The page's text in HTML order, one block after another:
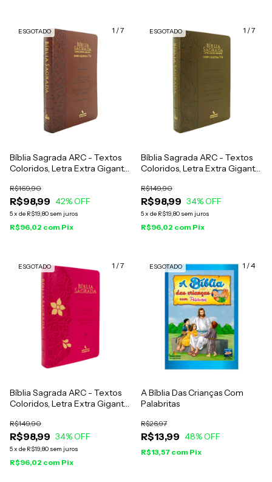
1 /7
ESGOTADO
Bíblia Sagrada ARC - Textos
Coloridos, Letra Extra Gigante
R$98,99
R$169,90
42% OFF
5x de R$19,80 sem juros
R$96,02 com Pix
1 /7
ESGOTADO
Bíblia Sagrada ARC - Textos
Coloridos, Letra Extra Gigante
Arabesco
R$98,99
R$149,90
34% OFF
5x de R$19,80 sem juros
R$96,02 com Pix
1 /7
ESGOTADO
Bíblia Sagrada ARC - Textos
Coloridos, Letra Extra Gigante
R$98,99
R$149,90
34% OFF
5x de R$19,80 sem juros
R$96,02 com Pix
1 /4
ESGOTADO
A Bíblia Das Crianças Com
Palabritas
R$13,99
R$26,97
48% OFF
R$13,57 com Pix